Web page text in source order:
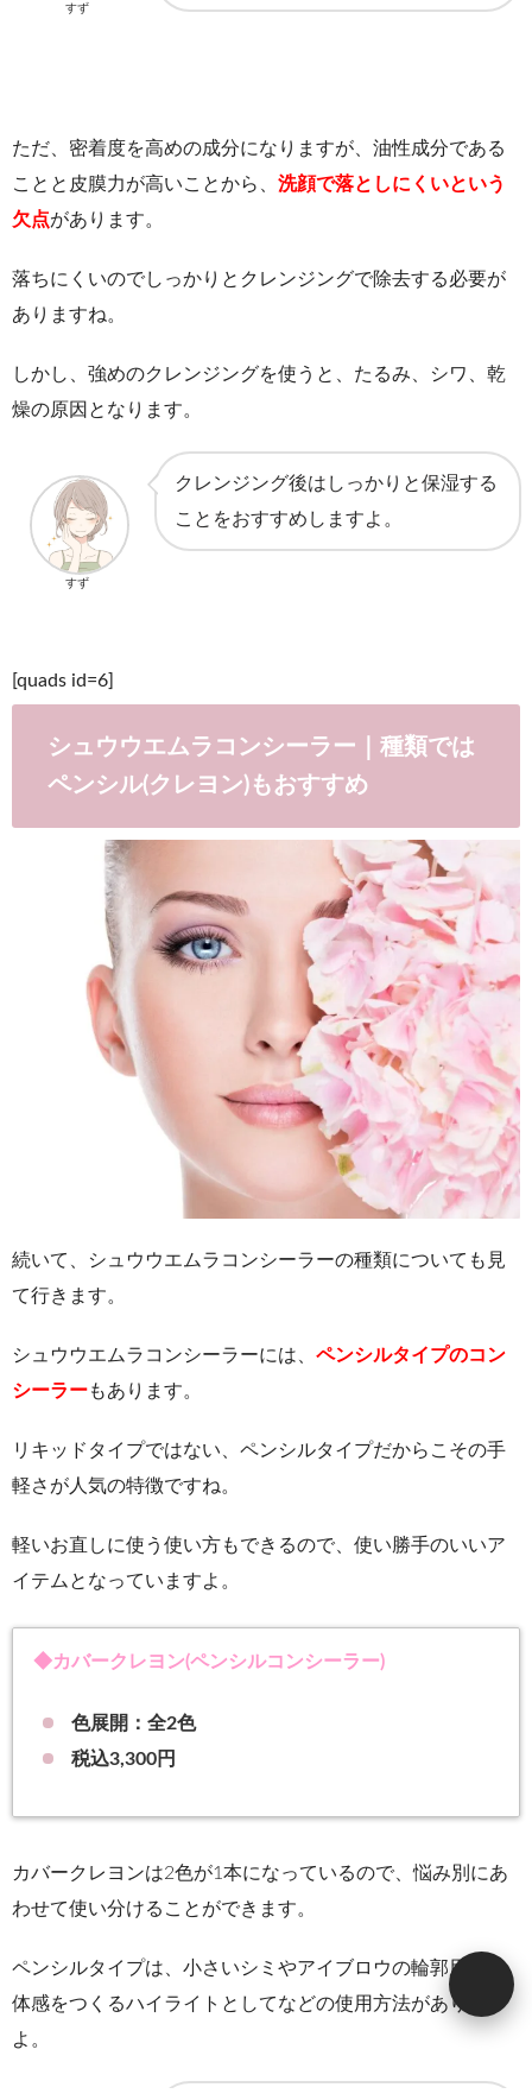
すず
ただ、密着度を高めの成分になりますが、油性成分である
ことと皮膜力が高いことから、 洗顔で落としにくいという
欠点があります。
落ちにくいのでしっかりとクレンジングで除去する必要が
ありますね。
しかし、強めのクレンジングを使うと、たるみ、シワ、乾
燥の原因となります。
クレンジング後はしっかりと保湿する
ことをおすすめしますよ。
すず
[quads id=6]
シュウウエムラコンシーラー｜種類では
ペンシル(クレヨン)もおすすめ
続いて、シュウウエムラコンシーラーの種類についても見
て行きます。
シュウウエムラコンシーラーには、 ペンシルタイプのコン
シーラーもあります。
リキッドタイプではない、ペンシルタイプだからこその手
軽さが人気の特徴ですね。
軽いお直しに使う使い方もできるので、使い勝手のいいア
イテムとなっていますよ。
◆カバークレヨン(ペンシルコンシーラー)
色展開：全2色
税込3,300円
カバークレヨンは2色が1本になっているので、悩み別にあ
わせて使い分けることができます。
ペンシルタイプは、小さいシミやアイブロウの輪郭用、立
体感をつくるハイライトとしてなどの使用方法があります
よ。